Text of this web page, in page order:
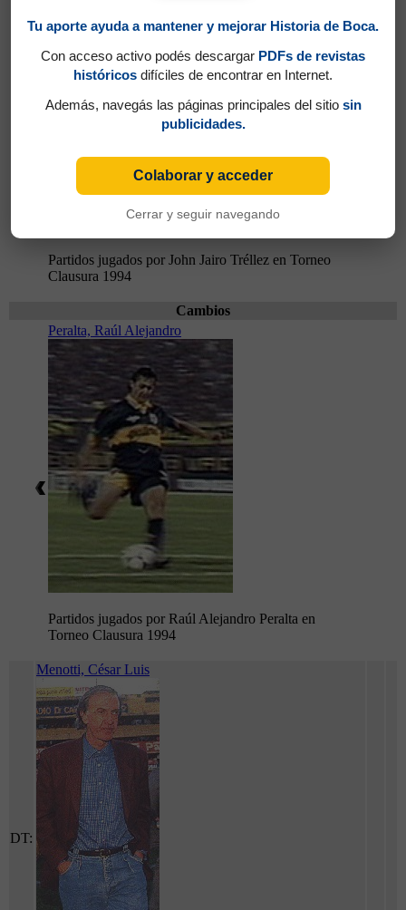
Partidos jugados por John Jairo Tréllez en Torneo
Clausura 1994
Cambios
Peralta, Raúl Alejandro
Partidos jugados por Raúl Alejandro Peralta en
Torneo Clausura 1994
DT:
Menotti, César Luis
Tu aporte ayuda a mantener y mejorar Historia de Boca.
Con acceso activo podés descargar PDFs de revistas
históricos difíciles de encontrar en Internet.
Además, navegás las páginas principales del sitio sin
publicidades.
Colaborar y acceder
Cerrar y seguir navegando